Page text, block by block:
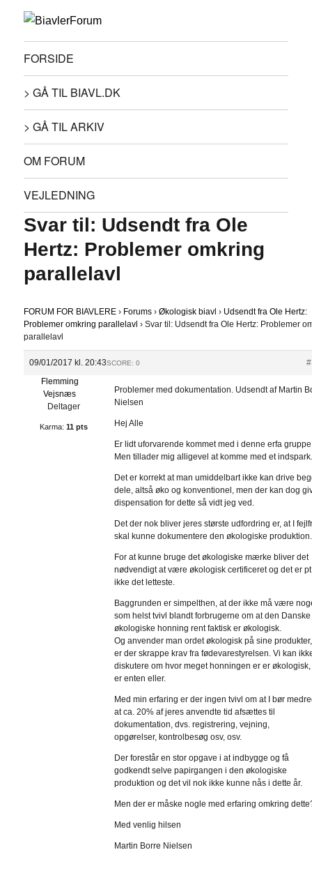
FORSIDE
> GÅ TIL BIAVL.DK
> GÅ TIL ARKIV
OM FORUM
VEJLEDNING
Svar til: Udsendt fra Ole
Hertz: Problemer omkring
parallelavl
FORUM FOR BIAVLERE › Forums › Økologisk biavl › Udsendt fra Ole Hertz:
Problemer omkring parallelavl › Svar til: Udsendt fra Ole Hertz: Problemer
parallelavl
09/01/2017 kl. 20:43SCORE: 0
Flemming
Vejsnæs
Deltager
Karma: 11 pts
Problemer med dokumentation. Udsendt af Martin
Nielsen
Hej Alle
Er lidt uforvarende kommet med i denne erfa
Men tillader mig alligevel at komme med et
Det er korrekt at man umiddelbart ikke kan drive
dele, altså øko og konventionel, men der kan dog
dispensation for dette så vidt jeg ved.
Det der nok bliver jeres største udfordring er, at I
skal kunne dokumentere den økologiske produktion.
For at kunne bruge det økologiske mærke bliver det
nødvendigt at være økologisk certificeret og det er
ikke det letteste.
Baggrunden er simpelthen, at der ikke må være
som helst tvivl blandt forbrugerne om at den Danske
økologiske honning rent faktisk er økologisk.
Og anvender man ordet økologisk på sine
er der skrappe krav fra fødevarestyrelsen. Vi kan
diskutere om hvor meget honningen er er
er enten eller.
Med min erfaring er der ingen tvivl om at I bør
at ca. 20% af jeres anvendte tid afsættes til
dokumentation, dvs. registrering, vejning,
opgørelser, kontrolbesøg osv, osv.
Der forestår en stor opgave i at indbygge og få
godkendt selve papirgangen i den økologiske
produktion og det vil nok ikke kunne nås i dette år.
Men der er måske nogle med erfaring omkring
Med venlig hilsen
Martin Borre Nielsen